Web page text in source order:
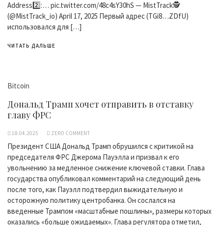
Address2️⃣:… pic.twitter.com/48c4sY30hS — MistTrack🕵️
(@MistTrack_io) April 17, 2025 Первый адрес (TGi8…ZDfU)
использовался для […]
ЧИТАТЬ ДАЛЬШЕ
Bitcoin
Дональд Трамп хочет отправить в отставку
главу ФРС
18.04.2025 ZERO COMMENT
Президент США Дональд Трамп обрушился с критикой на
председателя ФРС Джерома Пауэлла и призвал к его
увольнению за медленное снижение ключевой ставки. Глава
государства опубликовал комментарий на следующий день
после того, как Пауэлл подтвердил выжидательную и
осторожную политику центробанка. Он сослался на
введенные Трампом «масштабные пошлины», размеры которых
оказались «больше ожидаемых». Глава регулятора отметил,